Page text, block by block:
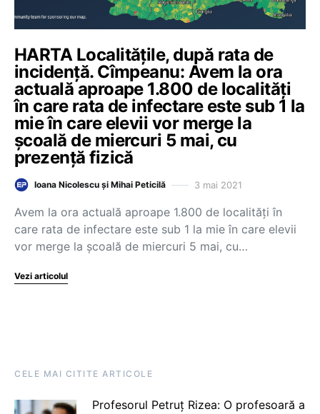
HARTA Localitățile, după rata de
incidență. Cîmpeanu: Avem la ora
actuală aproape 1.800 de localități
în care rata de infectare este sub 1 la
mie în care elevii vor merge la
școală de miercuri 5 mai, cu
prezență fizică
Ioana Nicolescu și Mihai Peticilă 3 mai 2021
Avem la ora actuală aproape 1.800 de localități în
care rata de infectare este sub 1 la mie în care elevii
vor merge la școală de miercuri 5 mai, cu…
Vezi articolul
CELE MAI CITITE ARTICOLE
Profesorul Petruț Rizea: O profesoară a